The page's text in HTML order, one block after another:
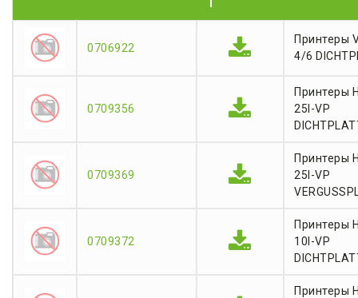
T
0706922
Принтеры
4/6
0709356
Принтеры
25I-VP
0709369
Принтеры
25I-VP
0709372
Принтеры
10I-VP
Принтеры